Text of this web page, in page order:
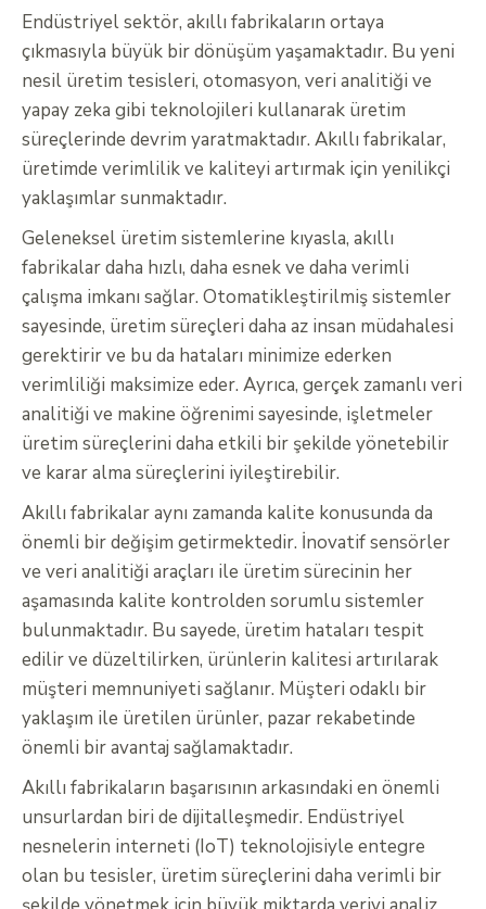
Endüstriyel sektör, akıllı fabrikaların ortaya
çıkmasıyla büyük bir dönüşüm yaşamaktadır. Bu yeni
nesil üretim tesisleri, otomasyon, veri analitiği ve
yapay zeka gibi teknolojileri kullanarak üretim
süreçlerinde devrim yaratmaktadır. Akıllı fabrikalar,
üretimde verimlilik ve kaliteyi artırmak için yenilikçi
yaklaşımlar sunmaktadır.
Geleneksel üretim sistemlerine kıyasla, akıllı
fabrikalar daha hızlı, daha esnek ve daha verimli
çalışma imkanı sağlar. Otomatikleştirilmiş sistemler
sayesinde, üretim süreçleri daha az insan müdahalesi
gerektirir ve bu da hataları minimize ederken
verimliliği maksimize eder. Ayrıca, gerçek zamanlı veri
analitiği ve makine öğrenimi sayesinde, işletmeler
üretim süreçlerini daha etkili bir şekilde yönetebilir
ve karar alma süreçlerini iyileştirebilir.
Akıllı fabrikalar aynı zamanda kalite konusunda da
önemli bir değişim getirmektedir. İnovatif sensörler
ve veri analitiği araçları ile üretim sürecinin her
aşamasında kalite kontrolden sorumlu sistemler
bulunmaktadır. Bu sayede, üretim hataları tespit
edilir ve düzeltilirken, ürünlerin kalitesi artırılarak
müşteri memnuniyeti sağlanır. Müşteri odaklı bir
yaklaşım ile üretilen ürünler, pazar rekabetinde
önemli bir avantaj sağlamaktadır.
Akıllı fabrikaların başarısının arkasındaki en önemli
unsurlardan biri de dijitalleşmedir. Endüstriyel
nesnelerin interneti (IoT) teknolojisiyle entegre
olan bu tesisler, üretim süreçlerini daha verimli bir